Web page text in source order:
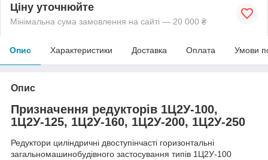
Ціну уточнюйте
Мінімальна сума замовлення на сайті — 20 000 ₴
Опис Характеристики Доставка Оплата Умови
Опис
Призначення редукторів 1Ц2У-100,
1Ц2У-125, 1Ц2У-160, 1Ц2У-200, 1Ц2У-250
Редуктори циліндричні двоступінчасті горизонтальні
загальномашинобудівного застосування типів 1Ц2У-100